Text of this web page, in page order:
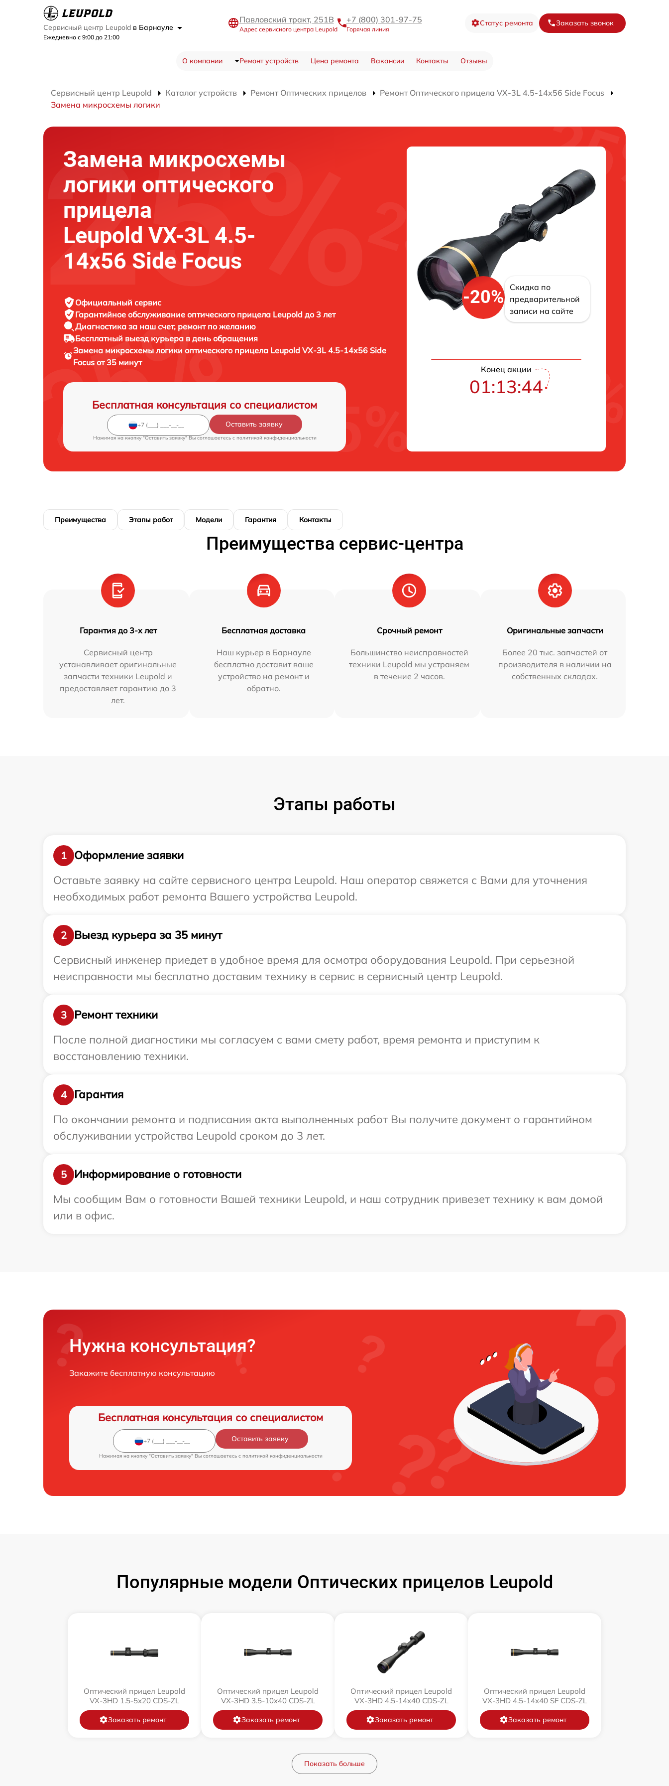
Сервисный центр Leupold в Барнауле
Ежедневно с 9:00 до 21:00
Павловский тракт, 251В
Адрес сервисного центра Leupold
+7 (800) 301-97-75
Горячая линия
Статус ремонта Заказать звонок
О компании Ремонт устройств Цена ремонта Вакансии Контакты Отзывы
Сервисный центр Leupold Каталог устройств Ремонт Оптических прицелов
Ремонт Оптического прицела VX-3L 4.5-14x56 Side Focus
Замена микросхемы логики
Замена микросхемы
логики оптического
прицела
Leupold VX-3L 4.5-
14x56 Side Focus
Официальный сервис
Гарантийное обслуживание оптического прицела Leupold до 3 лет
Диагностика за наш счет, ремонт по желанию
Бесплатный выезд курьера в день обращения
Замена микросхемы логики оптического прицела Leupold VX-3L 4.5-14x56 Side
Focus от 35 минут
Бесплатная консультация со специалистом
Оставить заявку
Нажимая на кнопку "Оставить заявку" Вы соглашаетесь c политикой конфиденциальности
-20%
Скидка по
предварительной
записи на сайте
Конец акции
01:13:43
Преимущества Этапы работ Модели Гарантия Контакты
Преимущества сервис-центра
Гарантия до 3-х лет
Сервисный центр
устанавливает оригинальные
запчасти техники Leupold и
предоставляет гарантию до 3
лет.
Бесплатная доставка
Наш курьер в Барнауле
бесплатно доставит ваше
устройство на ремонт и
обратно.
Срочный ремонт
Большинство неисправностей
техники Leupold мы устраняем
в течение 2 часов.
Оригинальные запчасти
Более 20 тыс. запчастей от
производителя в наличии на
собственных складах.
Этапы работы
1
Оформление заявки
Оставьте заявку на сайте сервисного центра Leupold. Наш оператор свяжется с Вами для уточнения
необходимых работ ремонта Вашего устройства Leupold.
2
Выезд курьера за 35 минут
Сервисный инженер приедет в удобное время для осмотра оборудования Leupold. При серьезной
неисправности мы бесплатно доставим технику в сервис в сервисный центр Leupold.
3
Ремонт техники
После полной диагностики мы согласуем с вами смету работ, время ремонта и приступим к
восстановлению техники.
4
Гарантия
По окончании ремонта и подписания акта выполненных работ Вы получите документ о гарантийном
обслуживании устройства Leupold сроком до 3 лет.
5
Информирование о готовности
Мы сообщим Вам о готовности Вашей техники Leupold, и наш сотрудник привезет технику к вам домой
или в офис.
Нужна консультация?
Закажите бесплатную консультацию
Бесплатная консультация со специалистом
Оставить заявку
Нажимая на кнопку "Оставить заявку" Вы соглашаетесь c политикой конфиденциальности
Популярные модели Оптических прицелов Leupold
Оптический прицел Leupold
VX-3HD 1.5-5x20 CDS-ZL
Заказать ремонт
Оптический прицел Leupold
VX-3HD 3.5-10x40 CDS-ZL
Заказать ремонт
Оптический прицел Leupold
VX-3HD 4.5-14x40 CDS-ZL
Заказать ремонт
Оптический прицел Leupold
VX-3HD 4.5-14x40 SF CDS-ZL
Заказать ремонт
Показать больше